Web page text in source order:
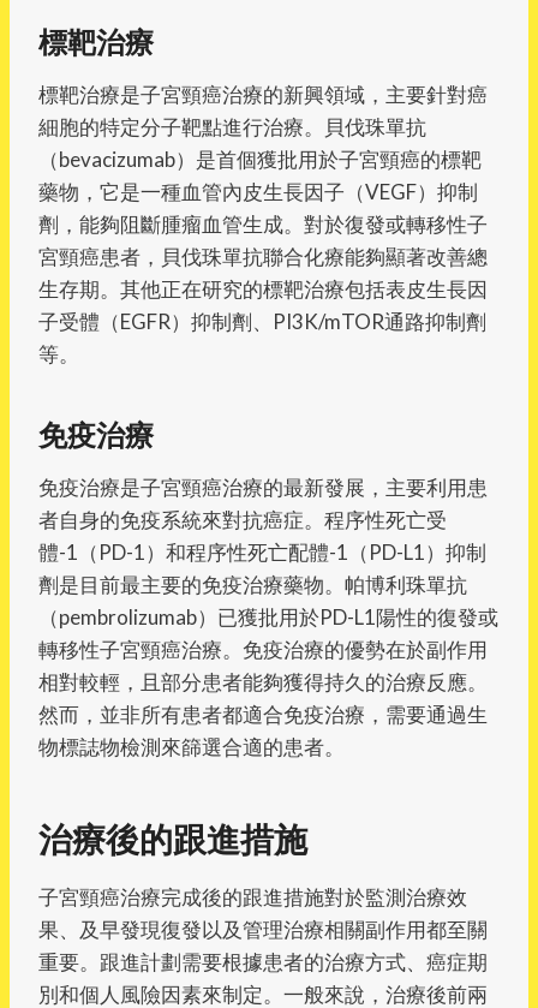
標靶治療
標靶治療是子宮頸癌治療的新興領域，主要針對癌
細胞的特定分子靶點進行治療。貝伐珠單抗
（bevacizumab）是首個獲批用於子宮頸癌的標靶
藥物，它是一種血管內皮生長因子（VEGF）抑制
劑，能夠阻斷腫瘤血管生成。對於復發或轉移性子
宮頸癌患者，貝伐珠單抗聯合化療能夠顯著改善總
生存期。其他正在研究的標靶治療包括表皮生長因
子受體（EGFR）抑制劑、PI3K/mTOR通路抑制劑
等。
免疫治療
免疫治療是子宮頸癌治療的最新發展，主要利用患
者自身的免疫系統來對抗癌症。程序性死亡受
體-1（PD-1）和程序性死亡配體-1（PD-L1）抑制
劑是目前最主要的免疫治療藥物。帕博利珠單抗
（pembrolizumab）已獲批用於PD-L1陽性的復發或
轉移性子宮頸癌治療。免疫治療的優勢在於副作用
相對較輕，且部分患者能夠獲得持久的治療反應。
然而，並非所有患者都適合免疫治療，需要通過生
物標誌物檢測來篩選合適的患者。
治療後的跟進措施
子宮頸癌治療完成後的跟進措施對於監測治療效
果、及早發現復發以及管理治療相關副作用都至關
重要。跟進計劃需要根據患者的治療方式、癌症期
別和個人風險因素來制定。一般來說，治療後前兩